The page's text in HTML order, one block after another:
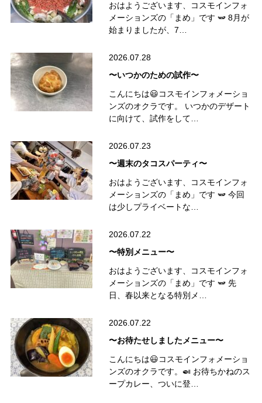
おはようございます、コスモインフォ
メーションズの「まめ」です 🫛 8月が
始まりましたが、7…
2026.07.28
〜いつかのための試作〜
こんにちは😃コスモインフォメーショ
ンズのオクラです。 いつかのデザート
に向けて、試作をして…
2026.07.23
〜週末のタコスパーティ〜
おはようございます、コスモインフォ
メーションズの「まめ」です 🫛 今回
は少しプライベートな…
2026.07.22
〜特別メニュー〜
おはようございます、コスモインフォ
メーションズの「まめ」です 🫛 先
日、春以来となる特別メ…
2026.07.22
〜お待たせしましたメニュー〜
こんにちは😃コスモインフォメーショ
ンズのオクラです。🍛 お待ちかねのス
ープカレー、ついに登…